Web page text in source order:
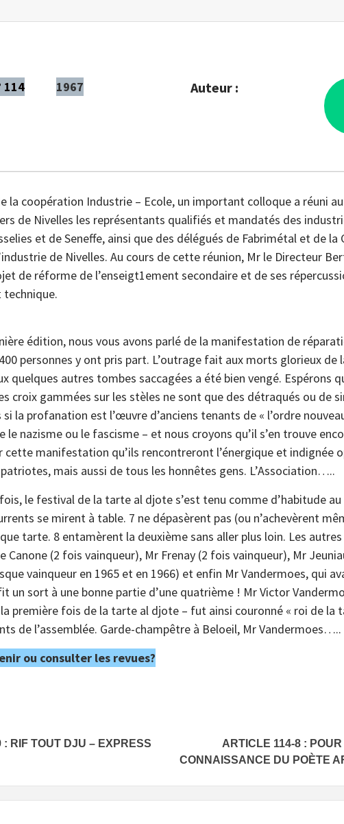
114 1967 Auteur :
la coopération Industrie – Ecole, un important colloque a réuni
de Nivelles les représentants qualifiés et mandatés des
et de Seneffe, ainsi que des délégués de Fabrimétal et de la
de Nivelles. Au cours de cette réunion, Mr le Directeur
de réforme de l’enseigt1ement secondaire et de ses
technique.
édition, nous vous avons parlé de la manifestation de
personnes y ont pris part. L’outrage fait aux morts glorieux de
quelques autres tombes saccagées a été bien vengé. Espérons
croix gammées sur les stèles ne sont que des détraqués ou de
la profanation est l’œuvre d’anciens tenants de « l’ordre
le nazisme ou le fascisme – et nous croyons qu’il s’en trouve
cette manifestation qu’ils rencontreront l’énergique et indignée
mais aussi de tous les honnêtes gens. L’Association…..
le festival de la tarte al djote s’est tenu comme d’habitude
se mirent à table. 7 ne dépasèrent pas (ou n’achevèrent
tarte. 8 entamèrent la deuxième sans aller plus loin. Les autres
Canone (2 fois vainqueur), Mr Frenay (2 fois vainqueur), Mr
vainqueur en 1965 et en 1966) et enfin Mr Vandermoes, qui
un sort à une bonne partie d’une quatrième ! Mr Victor
première fois de la tarte al djote – fut ainsi couronné « roi de la
de l’assemblée. Garde-champêtre à Beloeil, Mr Vandermoes…..
ou consulter les revues?
: RIF TOUT DJU – EXPRESS
ARTICLE 114-8 :
CONNAISSANCE DU POÈTE